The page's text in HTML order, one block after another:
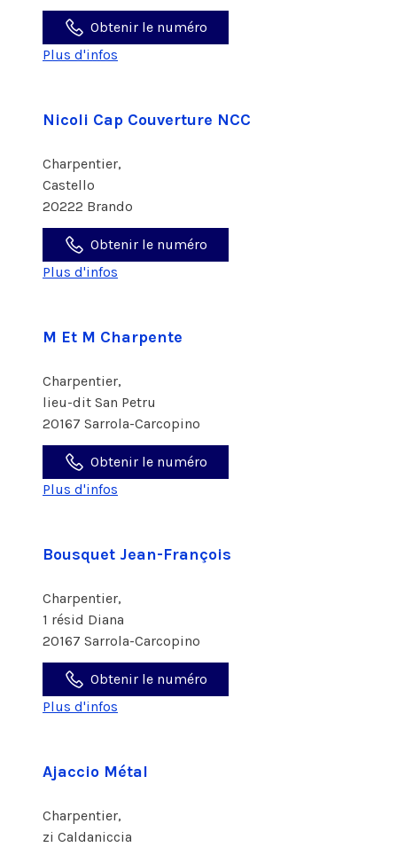
Obtenir le numéro
Plus d'infos
Nicoli Cap Couverture NCC
Charpentier,
Castello
20222 Brando
Obtenir le numéro
Plus d'infos
M Et M Charpente
Charpentier,
lieu-dit San Petru
20167 Sarrola-Carcopino
Obtenir le numéro
Plus d'infos
Bousquet Jean-François
Charpentier,
1 résid Diana
20167 Sarrola-Carcopino
Obtenir le numéro
Plus d'infos
Ajaccio Métal
Charpentier,
zi Caldaniccia